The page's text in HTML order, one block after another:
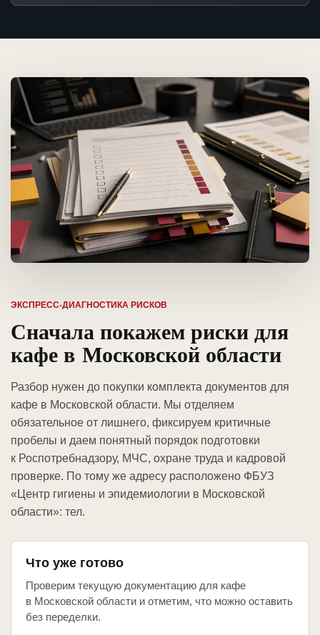
ЭКСПРЕСС-ДИАГНОСТИКА РИСКОВ
Сначала покажем риски для
кафе в Московской области
Разбор нужен до покупки комплекта документов для
кафе в Московской области. Мы отделяем
обязательное от лишнего, фиксируем критичные
пробелы и даем понятный порядок подготовки
к Роспотребнадзору, МЧС, охране труда и кадровой
проверке. По тому же адресу расположено ФБУЗ
«Центр гигиены и эпидемиологии в Московской
области»: тел.
Что уже готово
Проверим текущую документацию для кафе
в Московской области и отметим, что можно оставить
без переделки.